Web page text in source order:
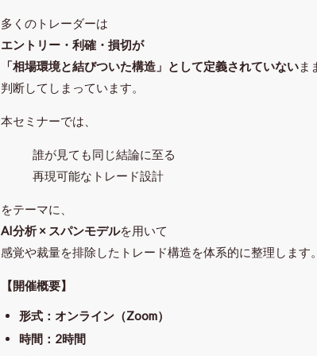
多くのトレーダーは
エントリー・利確・損切が
「相場環境と結びついた構造」として定義されていないま
判断してしまっています。
本セミナーでは、
誰が見ても同じ結論に至る
再現可能なトレード設計
をテーマに、
AI分析 × スパンモデルを用いて
感覚や裁量を排除したトレード構造を体系的に整理します
【開催概要】
形式：オンライン（Zoom）
時間：2時間